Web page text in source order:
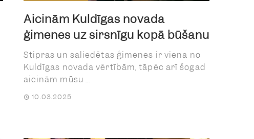
Aicinām Kuldīgas novada
ģimenes uz sirsnīgu kopā būšanu
Stipras un saliedētas ģimenes ir viena no
Kuldīgas novada vērtībām, tāpēc arī šogad
aicinām mūsu ...
10.03.2025